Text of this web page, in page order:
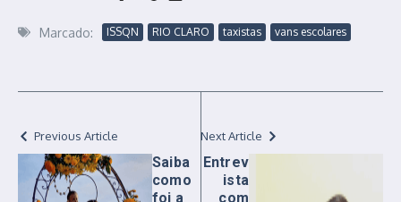
Marcado: ISSQN RIO CLARO taxistas vans escolares
Previous Article
Saiba
como
foi a
Next Article
Entrev
ista
com